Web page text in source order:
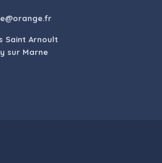
Saint Arnoult
Marne